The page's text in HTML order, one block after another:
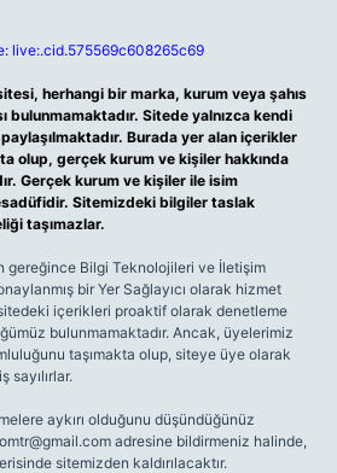
live:.cid.575569c608265c69
herhangi bir marka, kurum veya şahıs
bulunmamaktadır. Sitede yalnızca kendi
paylaşılmaktadır. Burada yer alan içerikler
olup, gerçek kurum ve kişiler hakkında
Gerçek kurum ve kişiler ile isim
Sitemizdeki bilgiler taslak
taşımazlar.
gereğince Bilgi Teknolojileri ve İletişim
bir Yer Sağlayıcı olarak hizmet
içerikleri proaktif olarak denetleme
bulunmamaktadır. Ancak, üyelerimiz
taşımakta olup, siteye üye olarak
sayılırlar.
aykırı olduğunu düşündüğünüz
adresine bildirmeniz halinde,
sitemizden kaldırılacaktır.